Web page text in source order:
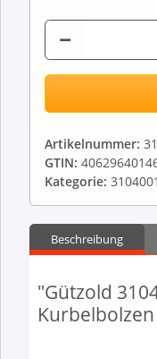
Artikelnummer:
GTIN:
Kategorie:
Beschreibung
"Gützold